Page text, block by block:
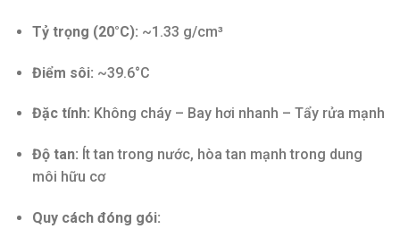
Tỷ trọng (20°C): ~1.33 g/cm³
Điểm sôi: ~39.6°C
Đặc tính: Không cháy – Bay hơi nhanh – Tẩy rửa mạnh
Độ tan: Ít tan trong nước, hòa tan mạnh trong dung
môi hữu cơ
Quy cách đóng gói: